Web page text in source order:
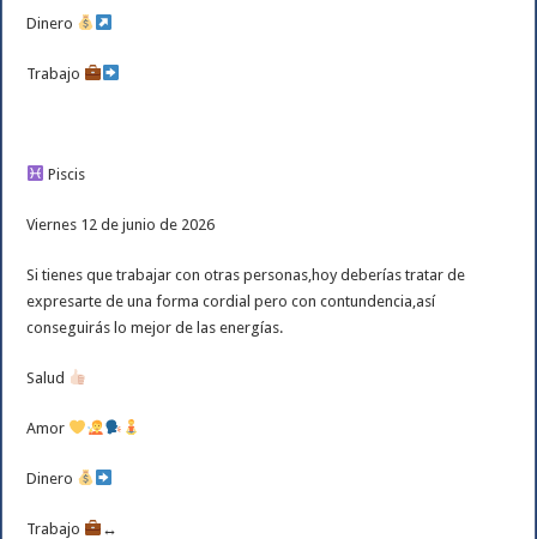
Dinero
Trabajo
Piscis
Viernes 12 de junio de 2026
Si tienes que trabajar con otras personas,hoy deberías tratar de
expresarte de una forma cordial pero con contundencia,así
conseguirás lo mejor de las energías.
Salud
Amor
Dinero
Trabajo ↔️